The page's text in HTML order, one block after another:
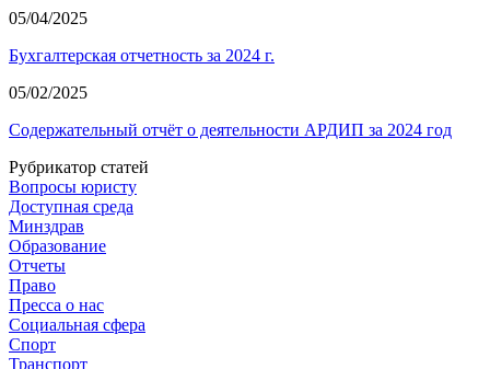
05/04/2025
Бухгалтерская отчетность за 2024 г.
05/02/2025
Содержательный отчёт о деятельности АРДИП за 2024 год
Рубрикатор статей
Вопросы юристу
Доступная среда
Минздрав
Образование
Отчеты
Право
Пресса о нас
Социальная сфера
Спорт
Транспорт